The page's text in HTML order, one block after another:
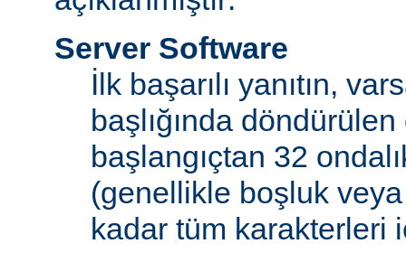
Server Software
İlk başarılı yanıtın,
başlığında
başlangıçtan 32
(genellikle boşluk
kadar tüm karakterleri